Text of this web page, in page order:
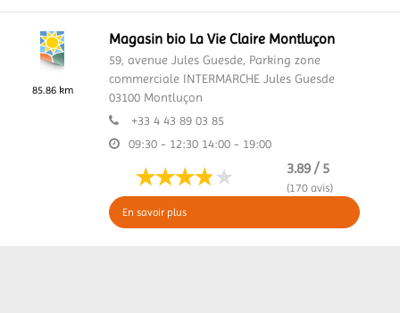
85.86 km
Magasin bio La Vie Claire Montluçon
59, avenue Jules Guesde, Parking zone
commerciale INTERMARCHE Jules Guesde
03100 Montluçon
+33 4 43 89 03 85
09:30 - 12:30 14:00 - 19:00
3.89 / 5
(170 avis)
En savoir plus